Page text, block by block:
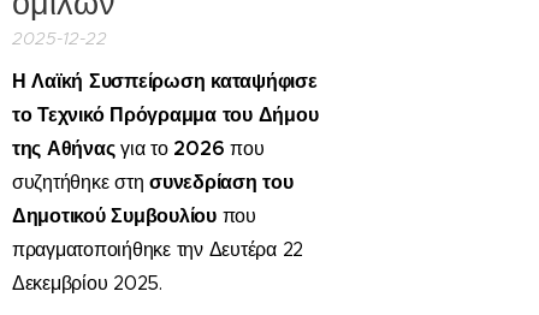
2025-12-22
Η Λαϊκή Συσπείρωση καταψήφισε
το Τεχνικό Πρόγραμμα του Δήμου
της Αθήναςγια το 2026 που
συζητήθηκε στησυνεδρίαση του
Δημοτικού Συμβουλίου που
πραγματοποιήθηκε την Δευτέρα 22
Δεκεμβρίου 2025.